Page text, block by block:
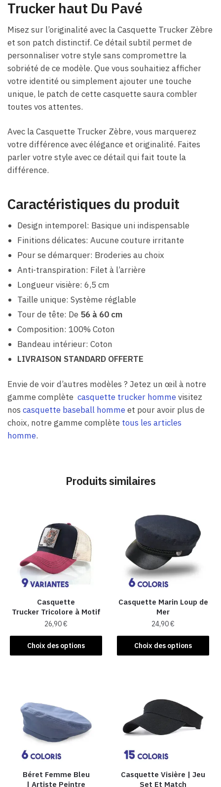
Trucker haut Du Pavé
Misez sur l’originalité avec la Casquette Trucker Zèbre
et son patch distinctif. Ce détail subtil permet de
personnaliser votre style sans compromettre la
sobriété de ce modèle. Que vous souhaitiez afficher
votre identité ou simplement ajouter une touche
unique, le patch de cette casquette saura combler
toutes vos attentes.
Avec la Casquette Trucker Zèbre, vous marquerez
votre différence avec élégance et originalité. Faites
parler votre style avec ce détail qui fait toute la
différence.
Caractéristiques du produit
Design intemporel: Basique uni indispensable
Finitions délicates: Aucune couture irritante
Pour se démarquer: Broderies au choix
Anti-transpiration: Filet à l’arrière
Longueur visière: 6,5 cm
Taille unique: Système réglable
Tour de tête: De 56 à 60 cm
Composition: 100% Coton
Bandeau intérieur: Coton
LIVRAISON STANDARD OFFERTE
Envie de voir d’autres modèles ? Jetez un œil à notre
gamme complète casquette trucker hommevisitez
nos casquette baseball hommeet pour avoir plus de
choix, notre gamme complète tous les articles
homme.
Produits similaires
Casquette
Trucker Tricolore à Motif
26,90€
Choix des options
Ce
produit
options
peuvent
être
sur
la
page
Casquette Marin Loup de
Mer
24,90€
Choix des options
Ce
produit
Les
options
peuvent
être
sur
la
page
Béret Femme Bleu
| Artiste Peintre
Casquette Visière | Jeu
Set Et Match